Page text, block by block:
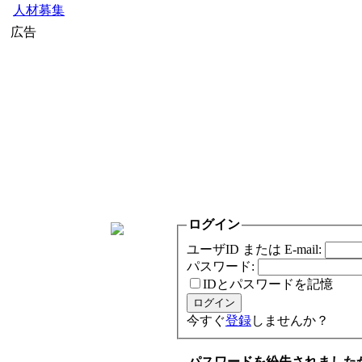
人材募集
広告
ログイン
ユーザID または E-mail:
パスワード:
IDとパスワードを記憶
今すぐ登録しませんか？